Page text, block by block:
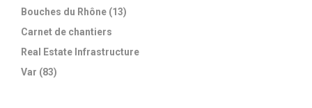
Bouches du Rhône (13)
Carnet de chantiers
Real Estate Infrastructure
Var (83)